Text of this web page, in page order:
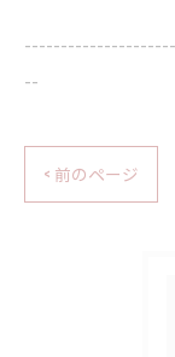
--
< 前のページ